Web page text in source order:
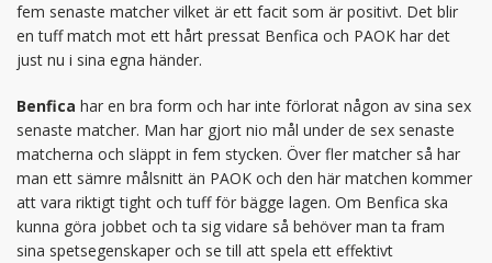
fem senaste matcher vilket är ett facit som är positivt. Det blir
en tuff match mot ett hårt pressat Benfica och PAOK har det
just nu i sina egna händer.
Benfica har en bra form och har inte förlorat någon av sina sex
senaste matcher. Man har gjort nio mål under de sex senaste
matcherna och släppt in fem stycken. Över fler matcher så har
man ett sämre målsnitt än PAOK och den här matchen kommer
att vara riktigt tight och tuff för bägge lagen. Om Benfica ska
kunna göra jobbet och ta sig vidare så behöver man ta fram
sina spetsegenskaper och se till att spela ett effektivt